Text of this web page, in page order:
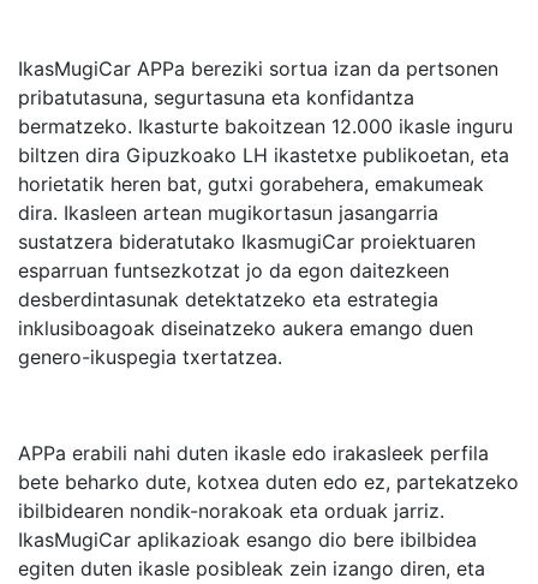
IkasMugiCar APPa bereziki sortua izan da pertsonen
pribatutasuna, segurtasuna eta konfidantza
bermatzeko. Ikasturte bakoitzean 12.000 ikasle inguru
biltzen dira Gipuzkoako LH ikastetxe publikoetan, eta
horietatik heren bat, gutxi gorabehera, emakumeak
dira. Ikasleen artean mugikortasun jasangarria
sustatzera bideratutako IkasmugiCar proiektuaren
esparruan funtsezkotzat jo da egon daitezkeen
desberdintasunak detektatzeko eta estrategia
inklusiboagoak diseinatzeko aukera emango duen
genero-ikuspegia txertatzea.
APPa erabili nahi duten ikasle edo irakasleek perfila
bete beharko dute, kotxea duten edo ez, partekatzeko
ibilbidearen nondik-norakoak eta orduak jarriz.
IkasMugiCar aplikazioak esango dio bere ibilbidea
egiten duten ikasle posibleak zein izango diren, eta